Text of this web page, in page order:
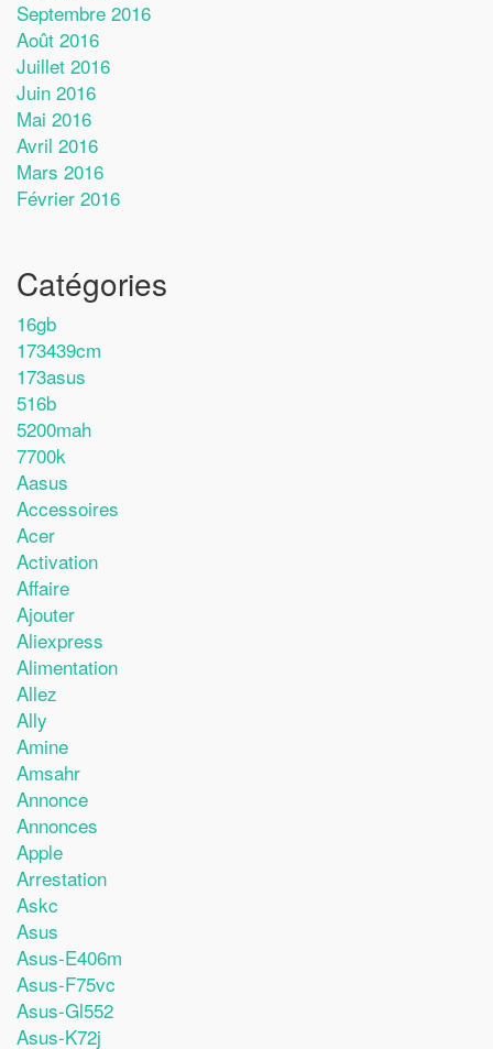
Septembre 2016
Août 2016
Juillet 2016
Juin 2016
Mai 2016
Avril 2016
Mars 2016
Février 2016
Catégories
16gb
173439cm
173asus
516b
5200mah
7700k
Aasus
Accessoires
Acer
Activation
Affaire
Ajouter
Aliexpress
Alimentation
Allez
Ally
Amine
Amsahr
Annonce
Annonces
Apple
Arrestation
Askc
Asus
Asus-E406m
Asus-F75vc
Asus-Gl552
Asus-K72j